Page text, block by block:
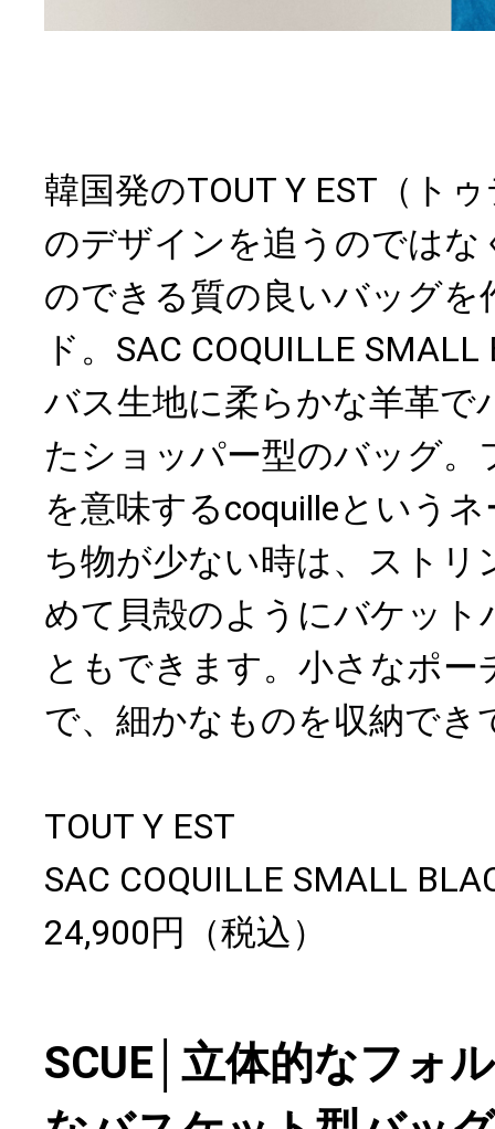
韓国発のTOUT Y EST（ト
のデザインを追うのではな
のできる質の良いバッグを
ド。SAC COQUILLE
バス生地に柔らかな羊革で
たショッパー型のバッグ。
を意味するcoquilleという
ち物が少ない時は、ストリ
めて貝殻のようにバケット
ともできます。小さなポ
で、細かなものを収納でき
TOUT Y EST
SAC COQUILLE SMALL
24,900円（税込）
SCUE│立体的なフォ